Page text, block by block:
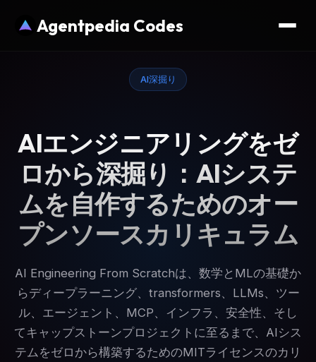
Agentpedia Codes
AI深掘り
AIエンジニアリングをゼ
ロから深掘り：AIシステ
ムを自作するためのオー
プンソースカリキュラム
AI Engineering From Scratchは、数学とMLの基礎か
らディープラーニング、transformers、LLMs、ツー
ル、エージェント、MCP、インフラ、安全性、そし
てキャップストーンプロジェクトに至るまで、AIシス
テムをゼロから構築するためのMITライセンスのカリ